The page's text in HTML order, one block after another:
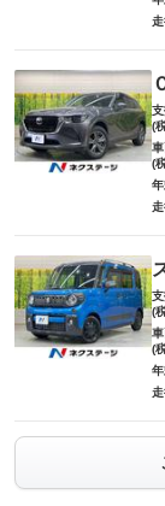
(
(
(
(